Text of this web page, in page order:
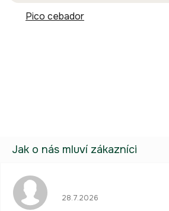
Pico cebador
28.7.2026